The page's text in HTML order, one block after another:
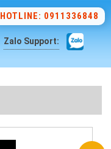
HOTLINE: 0911336848
Zalo Support: